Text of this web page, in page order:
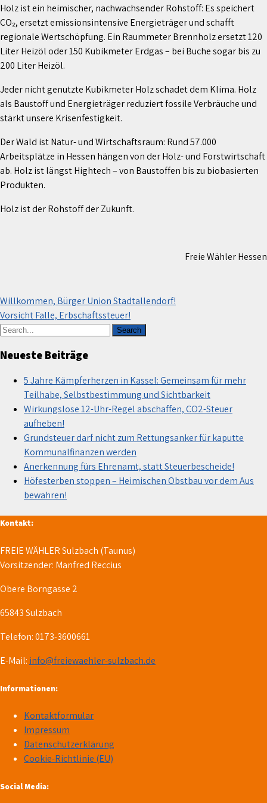
Holz ist ein heimischer, nachwachsender Rohstoff: Es speichert
CO₂, ersetzt emissionsintensive Energieträger und schafft
regionale Wertschöpfung. Ein Raummeter Brennholz ersetzt 120
Liter Heizöl oder 150 Kubikmeter Erdgas – bei Buche sogar bis zu
200 Liter Heizöl.
Jeder nicht genutzte Kubikmeter Holz schadet dem Klima. Holz
als Baustoff und Energieträger reduziert fossile Verbräuche und
stärkt unsere Krisenfestigkeit.
Der Wald ist Natur- und Wirtschaftsraum: Rund 57.000
Arbeitsplätze in Hessen hängen von der Holz- und Forstwirtschaft
ab. Holz ist längst Hightech – von Baustoffen bis zu biobasierten
Produkten.
Holz ist der Rohstoff der Zukunft.
Freie Wähler Hessen
Beitragsnavigation
Willkommen, Bürger Union Stadtallendorf!
Vorsicht Falle, Erbschaftssteuer!
Neueste Beiträge
5 Jahre Kämpferherzen in Kassel: Gemeinsam für mehr
Teilhabe, Selbstbestimmung und Sichtbarkeit
Wirkungslose 12-Uhr-Regel abschaffen, CO2-Steuer
aufheben!
Grundsteuer darf nicht zum Rettungsanker für kaputte
Kommunalfinanzen werden
Anerkennung fürs Ehrenamt, statt Steuerbescheide!
Höfesterben stoppen – Heimischen Obstbau vor dem Aus
bewahren!
Kontakt:
FREIE WÄHLER Sulzbach (Taunus)
Vorsitzender: Manfred Reccius
Obere Borngasse 2
65843 Sulzbach
Telefon: 0173-3600661
E-Mail: info@freiewaehler-sulzbach.de
Informationen:
Kontaktformular
Impressum
Datenschutzerklärung
Cookie-Richtlinie (EU)
Social Media: